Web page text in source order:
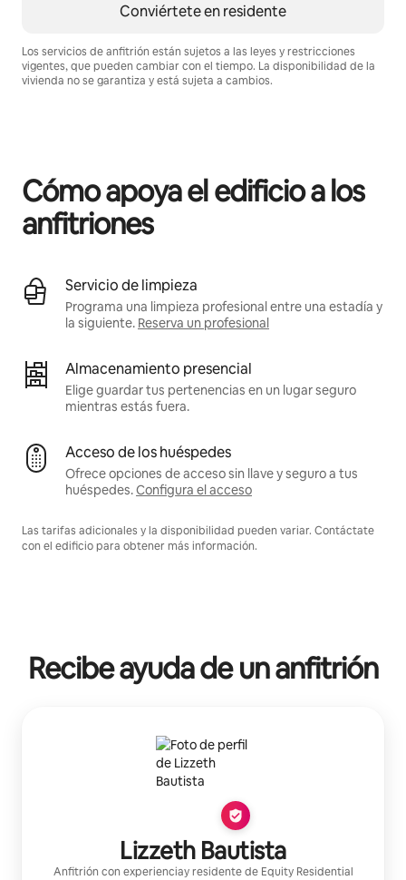
Conviértete en residente
Los servicios de anfitrión están sujetos a las leyes y restricciones
vigentes, que pueden cambiar con el tiempo. La disponibilidad de la
vivienda no se garantiza y está sujeta a cambios.
Cómo apoya el edificio a los
anfitriones
Servicio de limpieza
Programa una limpieza profesional entre una estadía y
la siguiente. Reserva un profesional
Almacenamiento presencial
Elige guardar tus pertenencias en un lugar seguro
mientras estás fuera.
Acceso de los huéspedes
Ofrece opciones de acceso sin llave y seguro a tus
huéspedes.Configura el acceso
Las tarifas adicionales y la disponibilidad pueden variar. Contáctate
con el edificio para obtener más información.
Recibe ayuda de un anfitrión
Lizzeth Bautista
Anfitrión con experienciay residente de Equity Residential